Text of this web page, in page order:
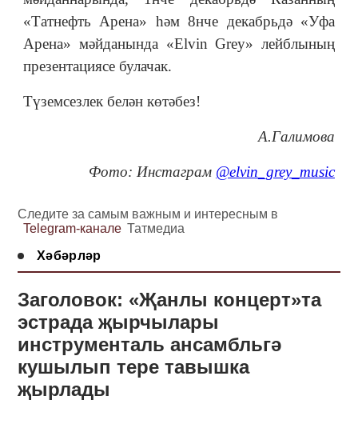
«Татнефть Арена» һәм 8нче декабрьдә «Уфа
Арена» мәйданында «Elvin Grey» лейблының
презентациясе булачак.
Түземсезлек белән көтәбез!
А.Галимова
Фото: Инстаграм @elvin_grey_music
Следите за самым важным и интересным в
Telegram-канале Татмедиа
Хәбәрләр
Заголовок: «Җанлы концерт»та
эстрада җырчылары
инструменталь ансамбльгә
кушылып тере тавышка
җырлады